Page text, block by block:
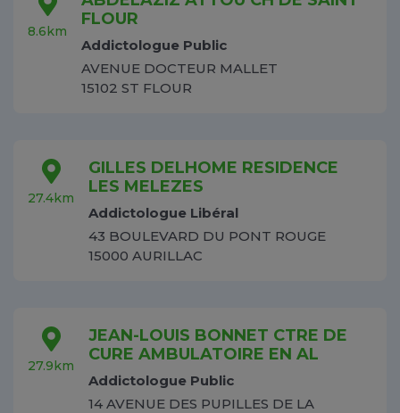
8.6km
FLOUR
Addictologue Public
AVENUE DOCTEUR MALLET
15102 ST FLOUR
27.4km
GILLES DELHOME RESIDENCE
LES MELEZES
Addictologue Libéral
43 BOULEVARD DU PONT ROUGE
15000 AURILLAC
27.9km
JEAN-LOUIS BONNET CTRE DE
CURE AMBULATOIRE EN AL
Addictologue Public
14 AVENUE DES PUPILLES DE LA